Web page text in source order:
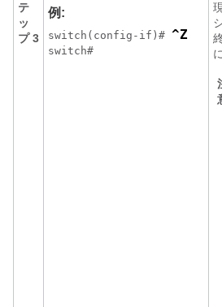
テ
ッ
プ 3
例:
switch(config-if)# ^Z
switch#